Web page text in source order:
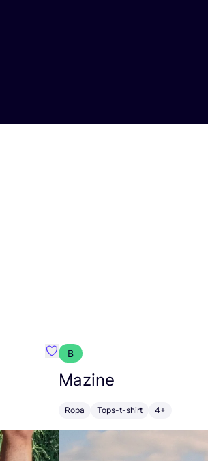
Favoritos {nombre}
B
Mazine
Ropa Tops-t-shirt 4+